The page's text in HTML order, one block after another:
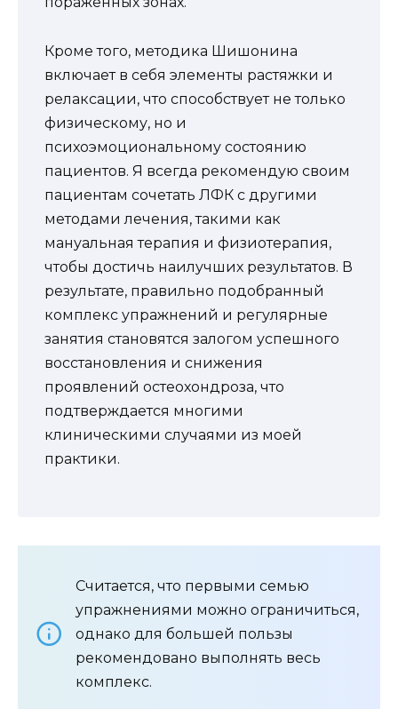
Кроме того, методика Шишонина
включает в себя элементы растяжки и
релаксации, что способствует не только
физическому, но и
психоэмоциональному состоянию
пациентов. Я всегда рекомендую своим
пациентам сочетать ЛФК с другими
методами лечения, такими как
мануальная терапия и физиотерапия,
чтобы достичь наилучших результатов. В
результате, правильно подобранный
комплекс упражнений и регулярные
занятия становятся залогом успешного
восстановления и снижения
проявлений остеохондроза, что
подтверждается многими
клиническими случаями из моей
практики.
Считается, что первыми семью
упражнениями можно ограничиться,
однако для большей пользы
рекомендовано выполнять весь
комплекс.